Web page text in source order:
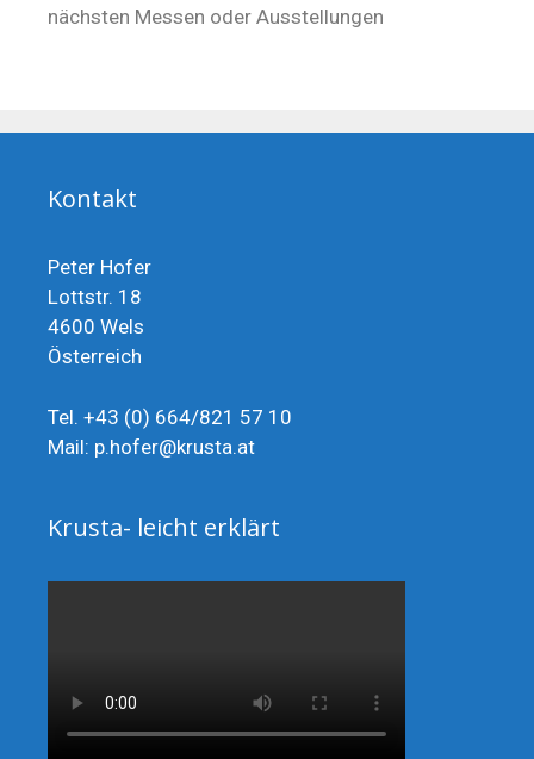
nächsten Messen oder Ausstellungen
Kontakt
Peter Hofer
Lottstr. 18
4600 Wels
Österreich
Tel. +43 (0) 664/821 57 10
Mail: p.hofer@krusta.at
Krusta- leicht erklärt